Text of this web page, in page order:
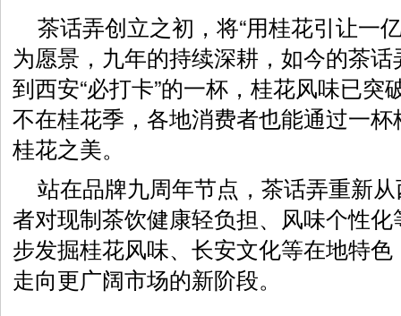
茶话弄创立之初，将“用桂花引让一
为愿景，九年的持续深耕，如今的茶
到西安“必打卡”的一杯，桂花风味已突
不在桂花季，各地消费者也能通过一
桂花之美。
站在品牌九周年节点，茶话弄重新
者对现制茶饮健康轻负担、风味个性
步发掘桂花风味、长安文化等在地特
走向更广阔市场的新阶段。